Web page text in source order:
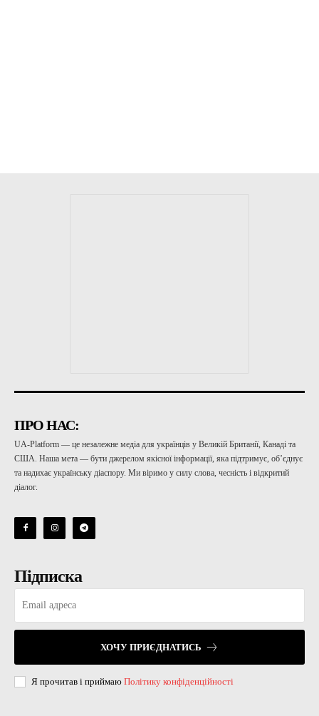
ПРО НАС:
UA-Platform — це незалежне медіа для українців у Великій Британії, Канаді та
США. Наша мета — бути джерелом якісної інформації, яка підтримує, об’єднує
та надихає українську діаспору. Ми віримо у силу слова, чесність і відкритий
діалог.
Підписка
ХОЧУ ПРИЄДНАТИСЬ
Я прочитав і приймаю Політику конфіденційності